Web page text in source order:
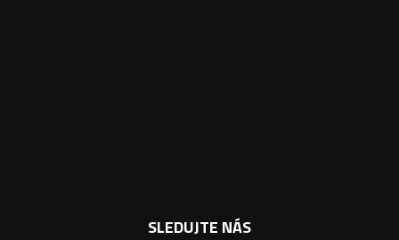
SLEDUJTE NÁS